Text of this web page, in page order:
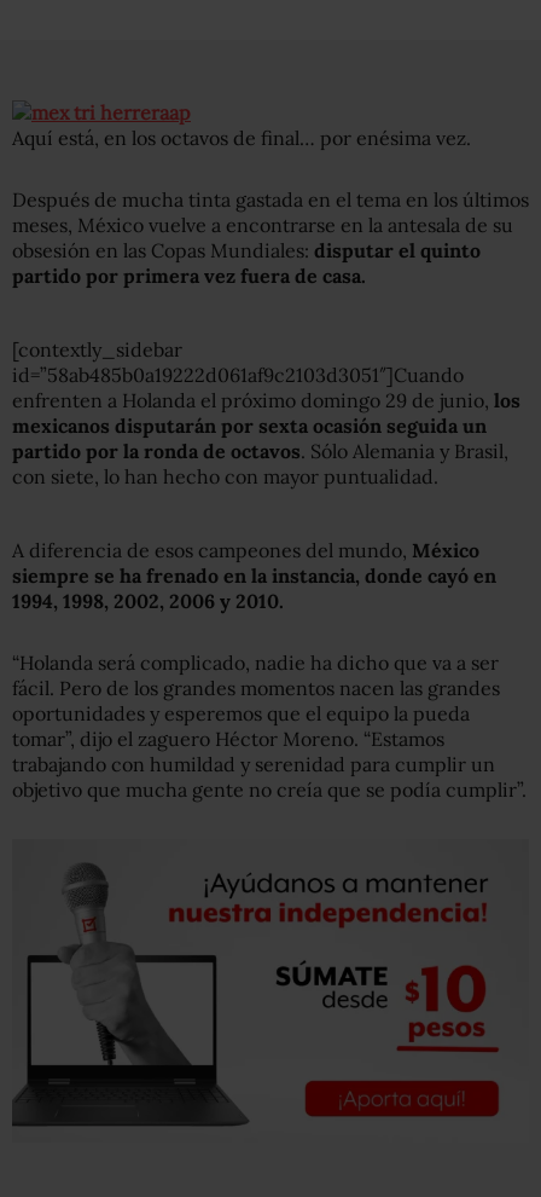
Aquí está, en los octavos de final… por enésima vez.
Después de mucha tinta gastada en el tema en los últimos
meses, México vuelve a encontrarse en la antesala de su
obsesión en las Copas Mundiales: disputar el quinto
partido por primera vez fuera de casa.
[contextly_sidebar
id=”58ab485b0a19222d061af9c2103d3051″]Cuando
enfrenten a Holanda el próximo domingo 29 de junio, los
mexicanos disputarán por sexta ocasión seguida un
partido por la ronda de octavos. Sólo Alemania y Brasil,
con siete, lo han hecho con mayor puntualidad.
A diferencia de esos campeones del mundo, México
siempre se ha frenado en la instancia, donde cayó en
1994, 1998, 2002, 2006 y 2010.
“Holanda será complicado, nadie ha dicho que va a ser
fácil. Pero de los grandes momentos nacen las grandes
oportunidades y esperemos que el equipo la pueda
tomar”, dijo el zaguero Héctor Moreno. “Estamos
trabajando con humildad y serenidad para cumplir un
objetivo que mucha gente no creía que se podía cumplir”.